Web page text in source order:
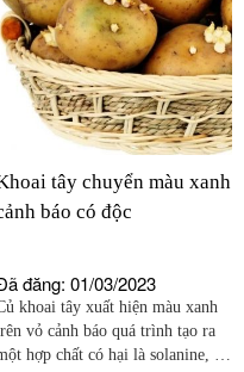
tây chuyển màu xanh
báo có độc
đăng: 01/03/2023
khoai tây xuất hiện màu xanh
vỏ cảnh báo quá trình tạo ra
hợp chất có hại là solanine, có